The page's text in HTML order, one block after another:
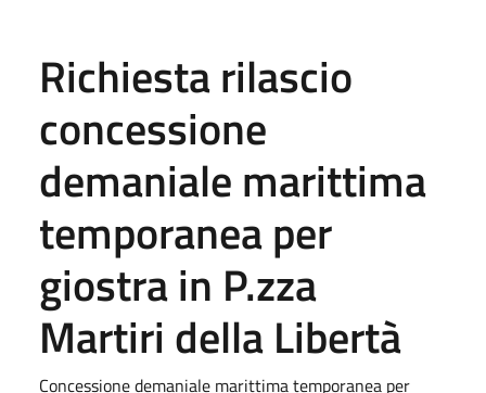
Richiesta rilascio
concessione
demaniale marittima
temporanea per
giostra in P.zza
Martiri della Libertà
Concessione demaniale marittima temporanea per